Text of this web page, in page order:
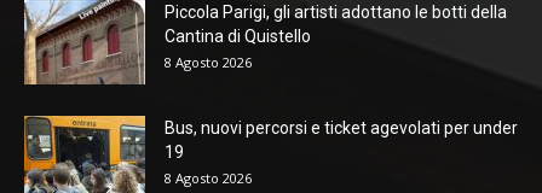
Piccola Parigi, gli artisti adottano le botti della
Cantina di Quistello
8 Agosto 2026
Bus, nuovi percorsi e ticket agevolati per under
19
8 Agosto 2026